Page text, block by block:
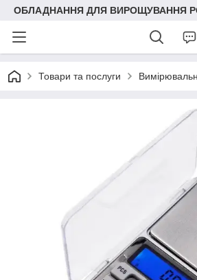
ОБЛАДНАННЯ ДЛЯ ВИРОЩУВАННЯ
Товари та послуги